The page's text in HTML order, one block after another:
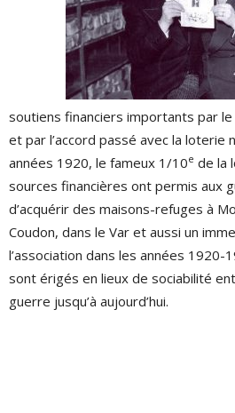
soutiens financiers importants par
et par l’accord passé avec la loterie
années 1920, le fameux 1/10e de la
sources financières ont permis aux
d’acquérir des maisons-refuges à
Coudon, dans le Var et aussi un
l’association dans les années
sont érigés en lieux de sociabilité
guerre jusqu’à aujourd’hui.